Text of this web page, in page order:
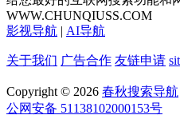
WWW.CHUNQIUSS.COM
影视导航 | AI导航
关于我们 广告合作 友链申请
Copyright © 2026 春秋搜索导航
公网安备 51138102000153号